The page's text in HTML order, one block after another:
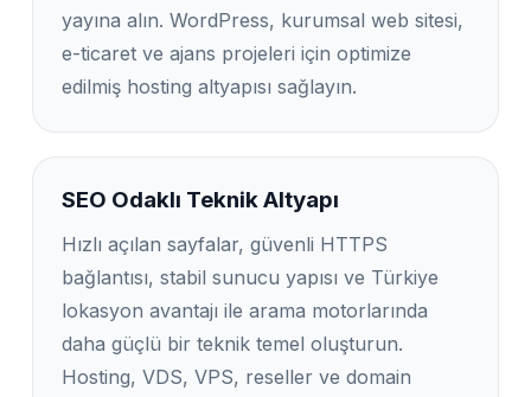
yayına alın. WordPress, kurumsal web sitesi,
e-ticaret ve ajans projeleri için optimize
edilmiş hosting altyapısı sağlayın.
SEO Odaklı Teknik Altyapı
Hızlı açılan sayfalar, güvenli HTTPS
bağlantısı, stabil sunucu yapısı ve Türkiye
lokasyon avantajı ile arama motorlarında
daha güçlü bir teknik temel oluşturun.
Hosting, VDS, VPS, reseller ve domain